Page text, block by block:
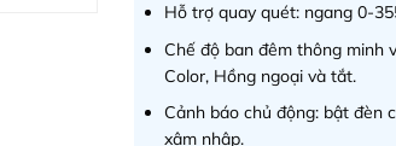
Hỗ trợ quay quét: ngang 0-
Chế độ ban đêm thông minh
Color, Hồng ngoại và tắt.
Cảnh báo chủ động: bật đèn
xâm nhập.